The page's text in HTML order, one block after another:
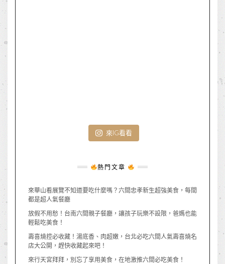
來IG看看
熱門文章
來華山看展覽不知道要吃什麼嗎？六間忠孝新生超強美食，每間
都是超人氣餐廳
放假不用愁！台南六間親子餐廳，讓孩子玩樂不設限，爸媽也能
輕鬆吃美食！
壽喜燒控必收藏！湯底香、肉超嫩，台北必吃六間人氣壽喜燒名
店大公開，趕快收藏起來吧！
來行天宮拜拜，別忘了享用美食，在地激推六間必吃美食！